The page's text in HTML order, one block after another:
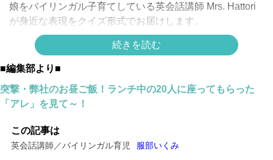
娘をバイリンガル子育てしている英会話講師 Mrs. Hattori
が身近な表現をクイズ形式でお届けします。
「日本語話せる？」って英語で言えますか？
正解は
↓
↓
↓
続きを読む
■編集部より■
突撃・弊社のお昼ご飯！ランチ中の20人に座ってもらった
「アレ」を見て～！
この記事は
英会話講師／バイリンガル育児 服部いくみ